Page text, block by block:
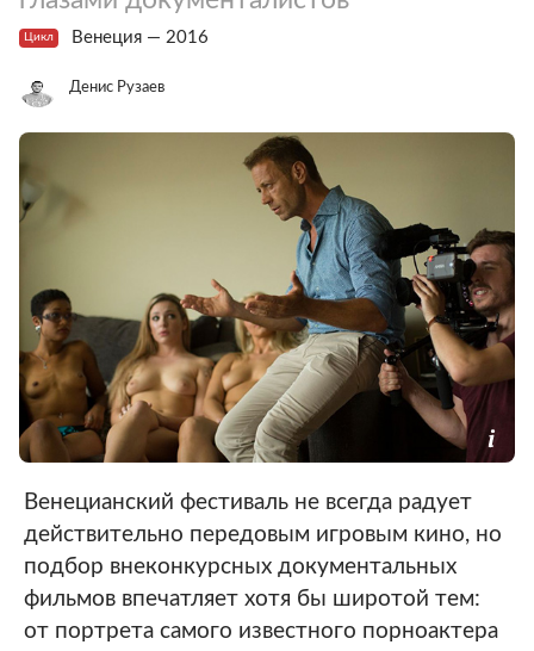
Цикл Венеция — 2016
Денис Рузаев
Венецианский фестиваль не всегда радует
действительно передовым игровым кино, но
подбор внеконкурсных документальных
фильмов впечатляет хотя бы широтой тем:
от портрета самого известного порноактера